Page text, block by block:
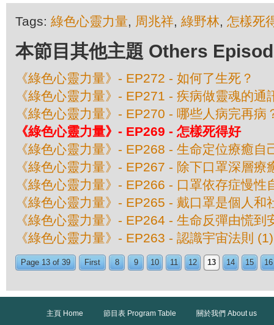
Tags: 綠色心靈力量, 周兆祥, 綠野林, 怎樣死
本節目其他主題 Others
《綠色心靈力量》- EP272 - 如何了生死？
《綠色心靈力量》- EP271 - 疾病做靈魂的通
《綠色心靈力量》- EP270 - 哪些人病完再病
《綠色心靈力量》- EP269 - 怎樣死得好
《綠色心靈力量》- EP268 - 生命定位療癒自
《綠色心靈力量》- EP267 - 除下口罩深層療
《綠色心靈力量》- EP266 - 口罩依存症慢性
《綠色心靈力量》- EP265 - 戴口罩是個人和
《綠色心靈力量》- EP264 - 生命反彈由慌到
《綠色心靈力量》- EP263 - 認識宇宙法則 (1)
Page 13 of 39 First 8 9 10 11 12 13 14 15 16
主頁 Home 節目表 Program Table
關於我們 About us